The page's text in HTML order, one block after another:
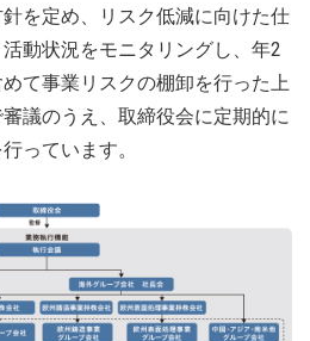
を定め、リスク低減に向けた仕
動状況をモニタリングし、年2
て事業リスクの棚卸を行った上
議のうえ、取締役会に定期的に
っています。